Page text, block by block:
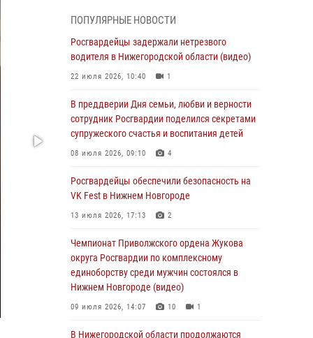
В Нижегородской области сотрудники
Росгвардии «по горячим следам» задержали
правонарушителя за стрельбу
17 июля 2026, 05:17
В Нижегородской области продолжаются
мероприятия в рамках всероссийской
ведомственной акции «Каникулы с
Росгвардейцы обеспечили безопасность на
VK Fest в Нижнем Новгороде
Нижегородские росгвардейцы за
прошедшую неделю выезжали более 750 раз
по сигналу «тревога»
13 июля 2026, 06:45
Росгвардейцы предотвратили серию краж в
ПОПУЛЯРНЫЕ НОВОСТИ
Росгвардейцы задержали нетрезвого
водителя в Нижегородской области (видео)
22 июля 2026, 10:40 1
В преддверии Дня семьи, любви и верности
сотрудник Росгвардии поделился секретами
супружеского счастья и воспитания детей
08 июля 2026, 09:10 4
Росгвардейцы обеспечили безопасность на
VK Fest в Нижнем Новгороде
13 июля 2026, 17:13 2
Чемпионат Приволжского ордена Жукова
округа Росгвардии по комплексному
единоборству среди мужчин состоялся в
Нижнем Новгороде (видео)
09 июля 2026, 14:07 10 1
В Нижегородской области продолжаются